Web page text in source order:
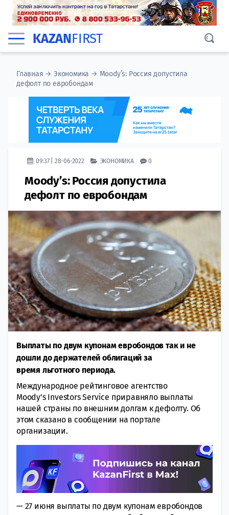
KAZANFIRST
Главная →Экономика → ​Moody’s: Россия допустила
дефолт по евробондам
09:37 | 28-06-2022 ЭКОНОМИКА 0
​Moody’s: Россия допустила
дефолт по евробондам
Выплаты по двум купонам евробондов так и не
дошли до держателей облигаций за
время льготного периода.
Международное рейтинговое агентство
Moody’s Investors Service приравняло выплаты
нашей страны по внешним долгам к дефолту. Об
этом сказано в сообщении на портале
организации.
— 27 июня выплаты по двум купонам евробондов